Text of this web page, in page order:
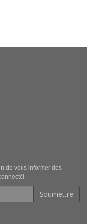
de vous informer des
Soumettre